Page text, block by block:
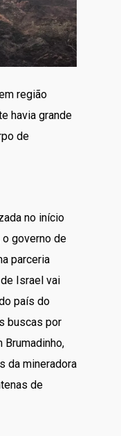
região
havia grande
de
no início
governo de
parceria
Israel vai
país do
buscas por
da mineradora
de